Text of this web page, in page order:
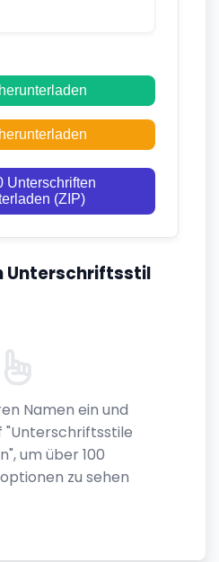
Unterschriften
(ZIP)
Unterschriftsstil
Namen ein und
"Unterschriftsstile
um über 100
zu sehen